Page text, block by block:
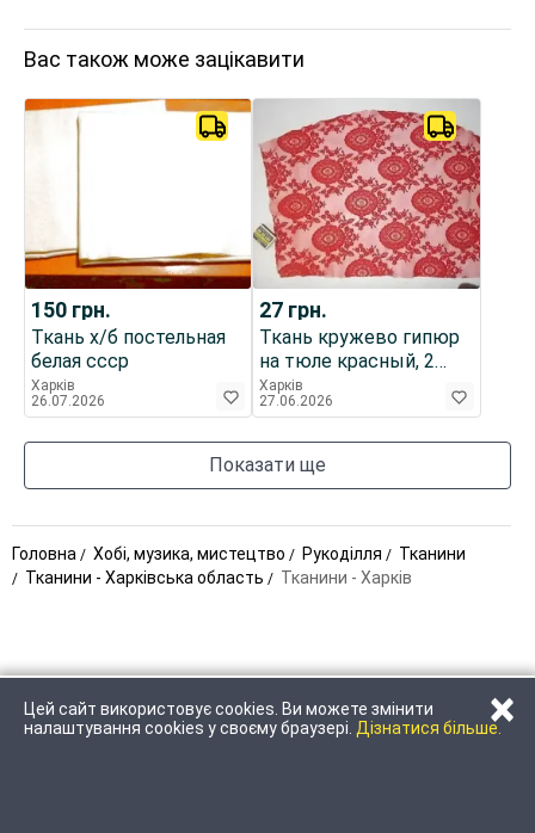
Вас також може зацікавити
150 грн.
Ткань х/б постельная
белая ссср
Харків
26.07.2026
27 грн.
Ткань кружево гипюр
на тюле красный, 2
куска Для рукоделия
Харків
27.06.2026
Показати ще
Головна Хобі, музика, мистецтво Рукоділля
Тканини
Тканини - Харківська область
Тканини - Харків
Цей сайт використовує cookies. Ви можете змінити
налаштування cookies у своєму браузері. Дізнатися більше.×
ЗАТЕЛЕФОНУВАТИ НАПИСАТИ